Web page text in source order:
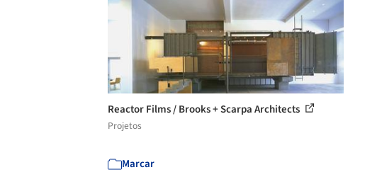
Reactor Films / Brooks + Scarpa Architects
Projetos
Marcar